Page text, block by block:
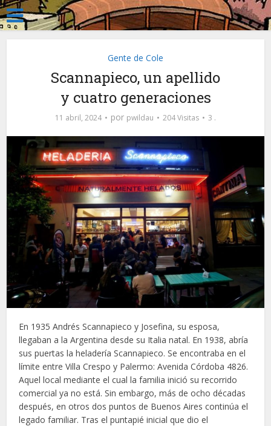
Gente de Cole
Scannapieco, un apellido
y cuatro generaciones
11 abril, 2024 por pwildau 204 Visitas 3 .
En 1935 Andrés Scannapieco y Josefina, su esposa,
llegaban a la Argentina desde su Italia natal. En 1938, abría
sus puertas la heladería Scannapieco. Se encontraba en el
límite entre Villa Crespo y Palermo: Avenida Córdoba 4826.
Aquel local mediante el cual la familia inició su recorrido
comercial ya no está. Sin embargo, más de ocho décadas
después, en otros dos puntos de Buenos Aires continúa el
legado familiar. Tras el puntapié inicial que dio el